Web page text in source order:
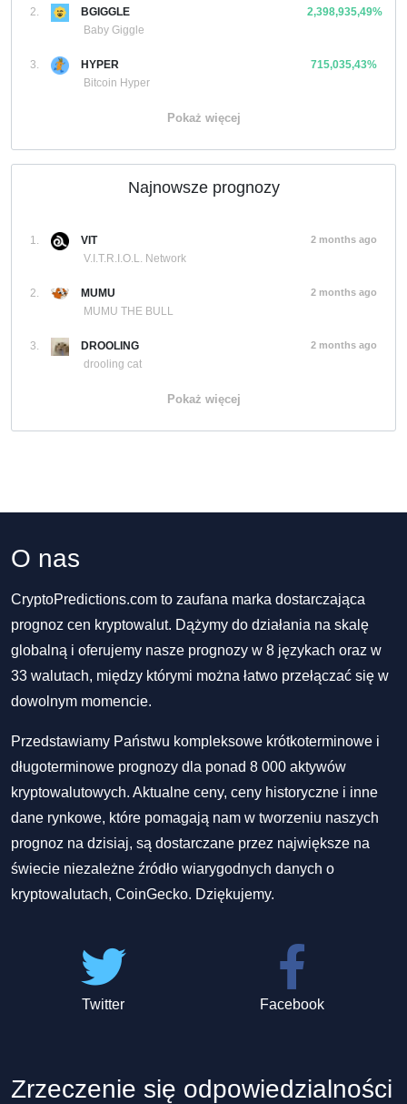
2.
BGIGGLE
Baby Giggle
2,398,935,49%
3.
HYPER
Bitcoin Hyper
715,035,43%
Pokaż więcej
Najnowsze prognozy
1.
VIT
V.I.T.R.I.O.L. Network
2 months ago
2.
MUMU
MUMU THE BULL
2 months ago
3.
DROOLING
drooling cat
2 months ago
Pokaż więcej
O nas
CryptoPredictions.com to zaufana marka dostarczająca
prognoz cen kryptowalut. Dążymy do działania na skalę
globalną i oferujemy nasze prognozy w 8 językach oraz w
33 walutach, między którymi można łatwo przełączać się w
dowolnym momencie.
Przedstawiamy Państwu kompleksowe krótkoterminowe i
długoterminowe prognozy dla ponad 8 000 aktywów
kryptowalutowych. Aktualne ceny, ceny historyczne i inne
dane rynkowe, które pomagają nam w tworzeniu naszych
prognoz na dzisiaj, są dostarczane przez największe na
świecie niezależne źródło wiarygodnych danych o
kryptowalutach, CoinGecko. Dziękujemy.
Twitter Facebook
Zrzeczenie się odpowiedzialności